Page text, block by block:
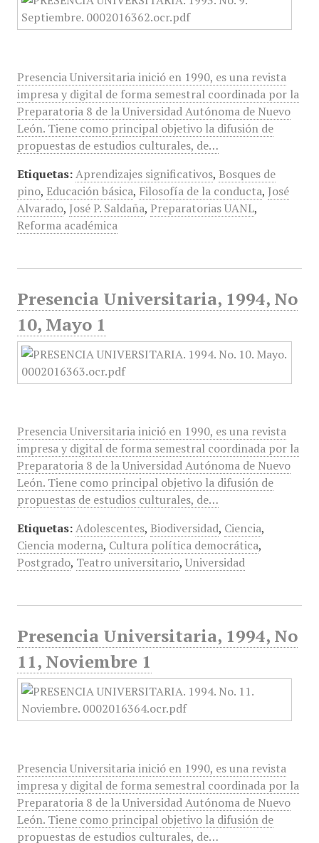
Presencia Universitaria inició en 1990, es una revista
impresa y digital de forma semestral coordinada por la
Preparatoria 8 de la Universidad Autónoma de Nuevo
León. Tiene como principal objetivo la difusión de
propuestas de estudios culturales, de…
Etiquetas: Aprendizajes significativos, Bosques de
pino, Educación básica, Filosofía de la conducta, José
Alvarado, José P. Saldaña, Preparatorias UANL,
Reforma académica
Presencia Universitaria, 1994, No
10, Mayo 1
Presencia Universitaria inició en 1990, es una revista
impresa y digital de forma semestral coordinada por la
Preparatoria 8 de la Universidad Autónoma de Nuevo
León. Tiene como principal objetivo la difusión de
propuestas de estudios culturales, de…
Etiquetas: Adolescentes, Biodiversidad, Ciencia,
Ciencia moderna, Cultura política democrática,
Postgrado, Teatro universitario, Universidad
Presencia Universitaria, 1994, No
11, Noviembre 1
Presencia Universitaria inició en 1990, es una revista
impresa y digital de forma semestral coordinada por la
Preparatoria 8 de la Universidad Autónoma de Nuevo
León. Tiene como principal objetivo la difusión de
propuestas de estudios culturales, de…